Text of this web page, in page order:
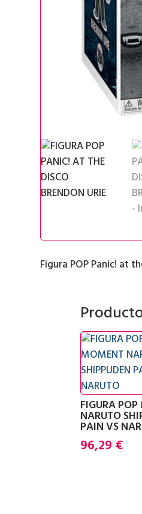
Figura POP Panic! at
FIGURA
NARUTO
PAIN VS
96,29 €